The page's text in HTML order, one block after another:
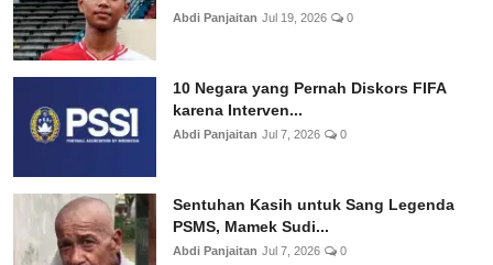
Abdi Panjaitan Jul 19, 2026 0
10 Negara yang Pernah Diskors FIFA
karena Interven...
Abdi Panjaitan Jul 7, 2026 0
Sentuhan Kasih untuk Sang Legenda
PSMS, Mamek Sudi...
Abdi Panjaitan Jul 7, 2026 0